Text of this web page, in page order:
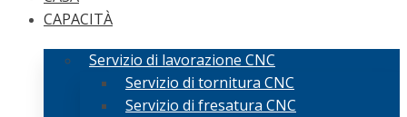
CAPACITÀ
Servizio di lavorazione CNC
Servizio di tornitura CNC
Servizio di fresatura CNC